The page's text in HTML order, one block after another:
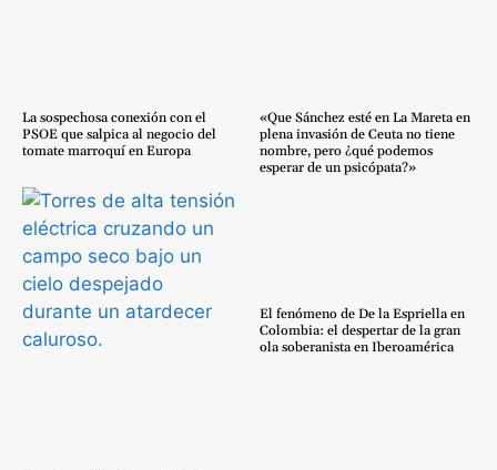
La sospechosa conexión con el
PSOE que salpica al negocio del
tomate marroquí en Europa
«Que Sánchez esté en La Mareta en
plena invasión de Ceuta no tiene
nombre, pero ¿qué podemos
esperar de un psicópata?»
El fenómeno de De la Espriella en
Colombia: el despertar de la gran
ola soberanista en Iberoamérica